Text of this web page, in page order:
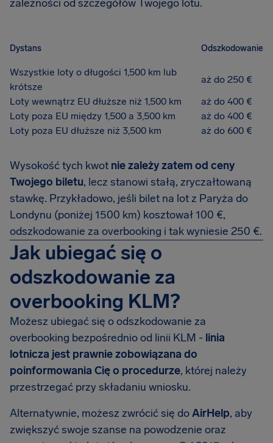
zależności od szczegółów Twojego lotu.
Dystans Odszkodowanie
Wszystkie loty o długości 1,500 km lub
krótsze
aż do 250 €
Loty wewnątrz EU dłuższe niż 1,500 km
aż do 400 €
Loty poza EU między 1,500 a 3,500 km
aż do 400 €
Loty poza EU dłuższe niż 3,500 km
aż do 600 €
Wysokość tych kwot nie zależy zatem od ceny
Twojego biletu, lecz stanowi stałą, zryczałtowaną
stawkę. Przykładowo, jeśli bilet na lot z Paryża do
Londynu (poniżej 1500 km) kosztował 100 €,
odszkodowanie za overbooking i tak wyniesie 250 €.
Jak ubiegać się o
odszkodowanie za
overbooking KLM?
Możesz ubiegać się o odszkodowanie za
overbooking bezpośrednio od linii KLM - linia
lotnicza jest prawnie zobowiązana do
poinformowania Cię o procedurze, której należy
przestrzegać przy składaniu wniosku.
Alternatywnie, możesz zwrócić się doAirHelp, aby
zwiększyć swoje szanse na powodzenie oraz